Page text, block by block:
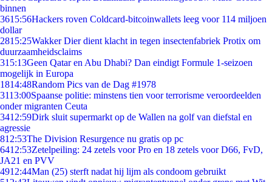
binnen
3615:56Hackers roven Coldcard-bitcoinwallets leeg voor 114 miljoen
dollar
2815:25Wakker Dier dient klacht in tegen insectenfabriek Protix om
duurzaamheidsclaims
315:13Geen Qatar en Abu Dhabi? Dan eindigt Formule 1-seizoen
mogelijk in Europa
1814:48Random Pics van de Dag #1978
3113:00Spaanse politie: minstens tien voor terrorisme veroordeelden
onder migranten Ceuta
3412:59Dirk sluit supermarkt op de Wallen na golf van diefstal en
agressie
812:53The Division Resurgence nu gratis op pc
6412:53Zetelpeiling: 24 zetels voor Pro en 18 zetels voor D66, FvD,
JA21 en PVV
4912:44Man (25) sterft nadat hij lijm als condoom gebruikt